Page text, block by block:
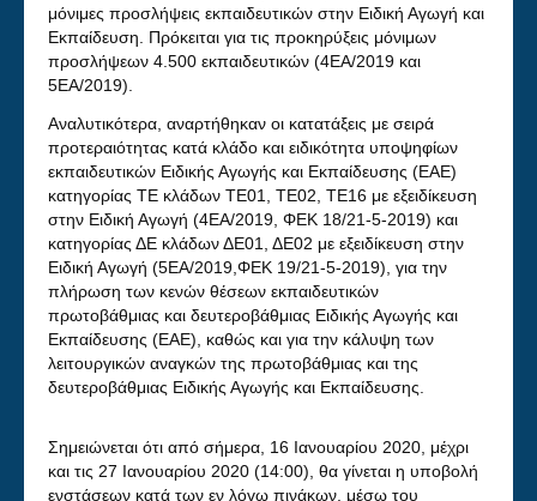
μόνιμες προσλήψεις εκπαιδευτικών στην Ειδική Αγωγή και
Εκπαίδευση. Πρόκειται για τις προκηρύξεις μόνιμων
προσλήψεων 4.500 εκπαιδευτικών (4ΕΑ/2019 και
5ΕΑ/2019).
Αναλυτικότερα, αναρτήθηκαν οι κατατάξεις με σειρά
προτεραιότητας κατά κλάδο και ειδικότητα υποψηφίων
εκπαιδευτικών Ειδικής Αγωγής και Εκπαίδευσης (ΕΑΕ)
κατηγορίας ΤΕ κλάδων ΤΕ01, ΤΕ02, ΤΕ16 με εξειδίκευση
στην Ειδική Αγωγή (4ΕΑ/2019, ΦΕΚ 18/21-5-2019) και
κατηγορίας ΔΕ κλάδων ΔΕ01, ΔΕ02 με εξειδίκευση στην
Ειδική Αγωγή (5ΕΑ/2019,ΦΕΚ 19/21-5-2019), για την
πλήρωση των κενών θέσεων εκπαιδευτικών
πρωτοβάθμιας και δευτεροβάθμιας Ειδικής Αγωγής και
Εκπαίδευσης (ΕΑΕ), καθώς και για την κάλυψη των
λειτουργικών αναγκών της πρωτοβάθμιας και της
δευτεροβάθμιας Ειδικής Αγωγής και Εκπαίδευσης.
Σημειώνεται ότι από σήμερα, 16 Ιανουαρίου 2020, μέχρι
και τις 27 Ιανουαρίου 2020 (14:00), θα γίνεται η υποβολή
ενστάσεων κατά των εν λόγω πινάκων, μέσω του